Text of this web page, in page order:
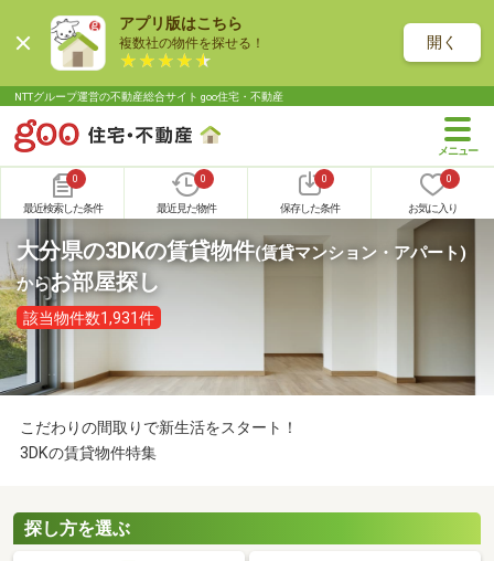
アプリ版はこちら
複数社の物件を探せる！ 開く
NTTグループ運営の不動産総合サイト goo住宅・不動産
0
最近検索した条件
0
最近見た物件
0
保存した条件
0
お気に入り
大分県の3DKの賃貸物件(賃貸マンション・アパート)
からお部屋探し
該当物件数1,931件
こだわりの間取りで新生活をスタート！
3DKの賃貸物件特集
探し方を選ぶ